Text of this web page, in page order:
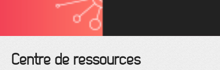
Centre de ressources